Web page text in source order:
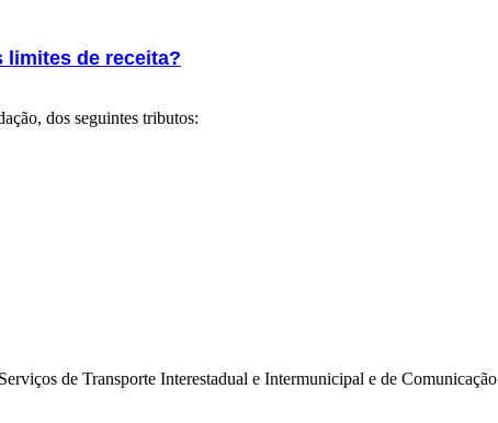
limites de receita?
dos seguintes tributos:
de Transporte Interestadual e Intermunicipal e de Comunicação